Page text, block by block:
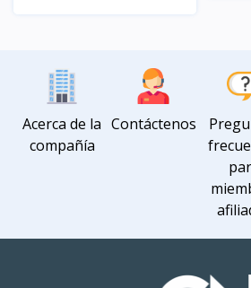
Acerca de la
compañía
Contáctenos